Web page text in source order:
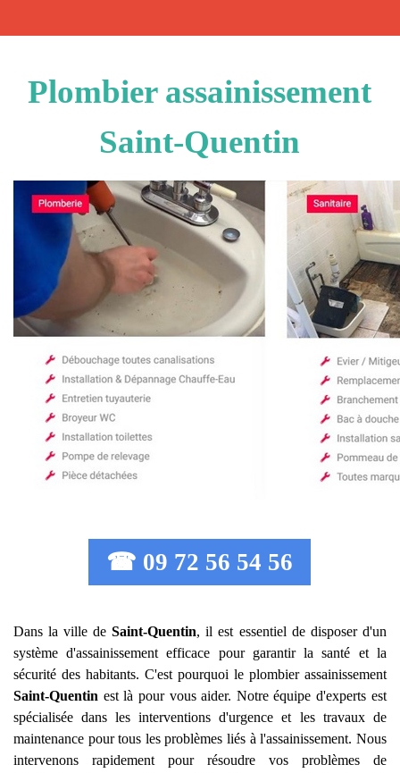
Plombier assainissement
Saint-Quentin
☎ 09 72 56 54 56
Dans la ville deSaint-Quentin, il est essentiel de disposer d'un
système d'assainissement efficace pour garantir la santé et la
sécurité des habitants. C'est pourquoi le plombier assainissement
Saint-Quentin est là pour vous aider. Notre équipe d'experts est
spécialisée dans les interventions d'urgence et les travaux de
maintenance pour tous les problèmes liés à l'assainissement. Nous
intervenons rapidement pour résoudre vos problèmes de